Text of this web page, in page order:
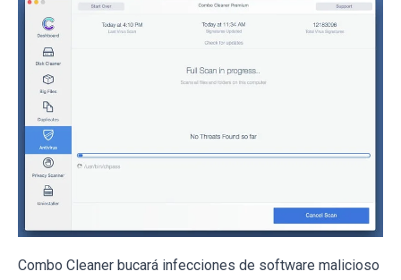
Combo Cleaner bucará infecciones de software malicioso